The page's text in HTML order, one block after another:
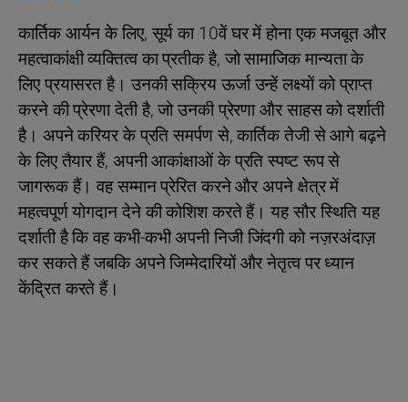
कार्तिक आर्यन के लिए, सूर्य का 10वें घर में होना एक मजबूत और
महत्वाकांक्षी व्यक्तित्व का प्रतीक है, जो सामाजिक मान्यता के
लिए प्रयासरत है। उनकी सक्रिय ऊर्जा उन्हें लक्ष्यों को प्राप्त
करने की प्रेरणा देती है, जो उनकी प्रेरणा और साहस को दर्शाती
है। अपने करियर के प्रति समर्पण से, कार्तिक तेजी से आगे बढ़ने
के लिए तैयार हैं, अपनी आकांक्षाओं के प्रति स्पष्ट रूप से
जागरूक हैं। वह सम्मान प्रेरित करने और अपने क्षेत्र में
महत्वपूर्ण योगदान देने की कोशिश करते हैं। यह सौर स्थिति यह
दर्शाती है कि वह कभी-कभी अपनी निजी जिंदगी को नज़रअंदाज़
कर सकते हैं जबकि अपने जिम्मेदारियों और नेतृत्व पर ध्यान
केंद्रित करते हैं।